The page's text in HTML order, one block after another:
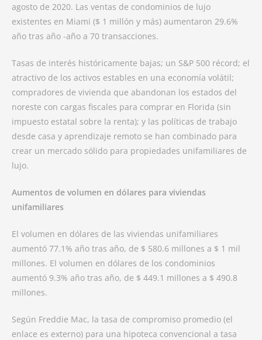
agosto de 2020. Las ventas de condominios de lujo
existentes en Miami ($ 1 millón y más) aumentaron 29.6%
año tras año -año a 70 transacciones.
Tasas de interés históricamente bajas; un S&P 500 récord; el
atractivo de los activos estables en una economía volátil;
compradores de vivienda que abandonan los estados del
noreste con cargas fiscales para comprar en Florida (sin
impuesto estatal sobre la renta); y las políticas de trabajo
desde casa y aprendizaje remoto se han combinado para
crear un mercado sólido para propiedades unifamiliares de
lujo.
Aumentos de volumen en dólares para viviendas
unifamiliares
El volumen en dólares de las viviendas unifamiliares
aumentó 77.1% año tras año, de $ 580.6 millones a $ 1 mil
millones. El volumen en dólares de los condominios
aumentó 9.3% año tras año, de $ 449.1 millones a $ 490.8
millones.
Según Freddie Mac, la tasa de compromiso promedio (el
enlace es externo) para una hipoteca convencional a tasa